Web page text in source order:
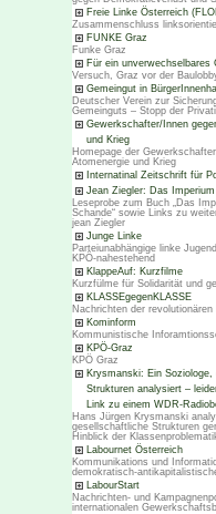
Freie Linke Österreich
Zusammenschluss
FUNKE Graz
Funke Graz
Für ein unverwechselbares
Versuch, Graz vor der
Gemeingut in
Deutscher Verein zur
Gemeinguts – Stopp der
Gewerkschafter/Innen
und Krieg
Homepage der
Atomenergie und Krieg
Internatinal Zeitschrift für
Jean Ziegler: Das
Leseprobe zum Buch „Das
Schande“ sowie Links zu
jean Ziegler
Junge Linke
Parteiunabhängige linke
KPÖ-nahestehend
KlappeAuf: Kurzfilme
Kurzfülme für Solidarität und
KLASSEgegenKLASSE
Nachrichten der revolutionären
Kominform
Kommunistische
KPÖ-Graz
KPÖ Graz
Krysmanski: Ein Soziologe,
Strukturen analysiert –
Link zu einem WDR-
Hans Jürgen Krysmanski
gesellschaftliche Strukturen
Hinblick der
Labournet Österreich
Kommunikations und
demokratisch-
LabourStart
Nachrichten- und
internationalen